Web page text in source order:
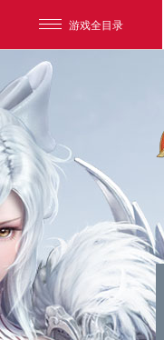
游戏全目录
我的足迹：